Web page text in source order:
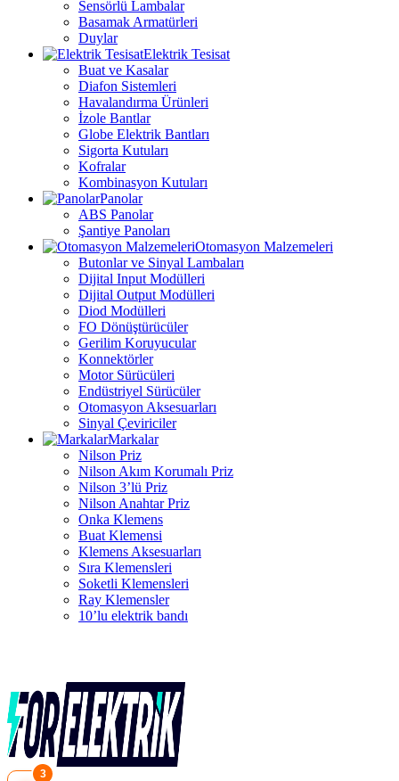
Sensörlü Lambalar
Basamak Armatürleri
Duylar
Elektrik Tesisat
Buat ve Kasalar
Diafon Sistemleri
Havalandırma Ürünleri
İzole Bantlar
Globe Elektrik Bantları
Sigorta Kutuları
Kofralar
Kombinasyon Kutuları
Panolar
ABS Panolar
Şantiye Panoları
Otomasyon Malzemeleri
Butonlar ve Sinyal Lambaları
Dijital Input Modülleri
Dijital Output Modülleri
Diod Modülleri
FO Dönüştürücüler
Gerilim Koruyucular
Konnektörler
Motor Sürücüleri
Endüstriyel Sürücüler
Otomasyon Aksesuarları
Sinyal Çeviriciler
Markalar
Nilson Priz
Nilson Akım Korumalı Priz
Nilson 3’lü Priz
Nilson Anahtar Priz
Onka Klemens
Buat Klemensi
Klemens Aksesuarları
Sıra Klemensleri
Soketli Klemensleri
Ray Klemensler
10’lu elektrik bandı
3